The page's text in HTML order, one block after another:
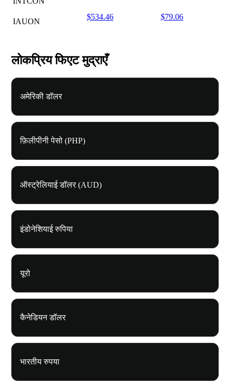
IAUON
$534.46 $79.06
लोकप्रिय फिएट मुद्राएँ
अमेरिकी डॉलर
फ़िलीपीनी पेसो (PHP)
ऑस्ट्रेलियाई डॉलर (AUD)
इंडोनेशियाई रुपिया
यूरो
कैनेडियन डॉलर
भारतीय रुपया